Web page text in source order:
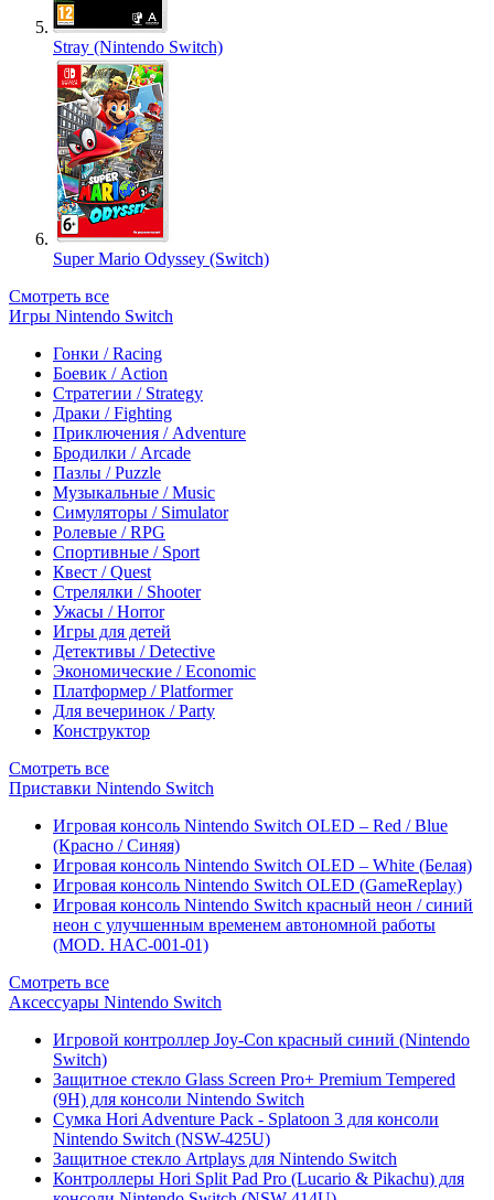
Stray (Nintendo Switch)
Super Mario Odyssey (Switch)
Смотреть все
Игры Nintendo Switch
Гонки / Racing
Боевик / Action
Стратегии / Strategy
Драки / Fighting
Приключения / Adventure
Бродилки / Arcade
Пазлы / Puzzle
Музыкальные / Music
Симуляторы / Simulator
Ролевые / RPG
Спортивные / Sport
Квест / Quest
Стрелялки / Shooter
Ужасы / Horror
Игры для детей
Детективы / Detective
Экономические / Economic
Платформер / Platformer
Для вечеринок / Party
Конструктор
Смотреть все
Приставки Nintendo Switch
Игровая консоль Nintendo Switch OLED – Red / Blue
(Красно / Синяя)
Игровая консоль Nintendo Switch OLED – White (Белая)
Игровая консоль Nintendo Switch OLED (GameReplay)
Игровая консоль Nintendo Switch красный неон / синий
неон с улучшенным временем автономной работы
(MOD. HAC-001-01)
Смотреть все
Аксессуары Nintendo Switch
Игровой контроллер Joy-Con красный синий (Nintendo
Switch)
Защитное стекло Glass Screen Pro+ Premium Tempered
(9H) для консоли Nintendo Switch
Сумка Hori Adventure Pack - Splatoon 3 для консоли
Nintendo Switch (NSW-425U)
Защитное стекло Artplays для Nintendo Switch
Контроллеры Hori Split Pad Pro (Lucario & Pikachu) для